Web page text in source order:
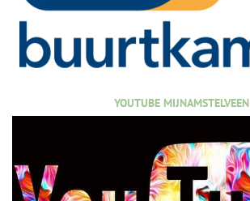
YOUTUBE MIJNAMSTELVEEN